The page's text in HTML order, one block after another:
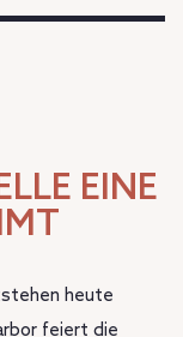
EINE
heute
feiert die